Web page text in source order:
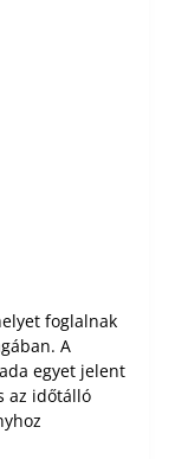
foglalnak
A
egyet jelent
az időtálló